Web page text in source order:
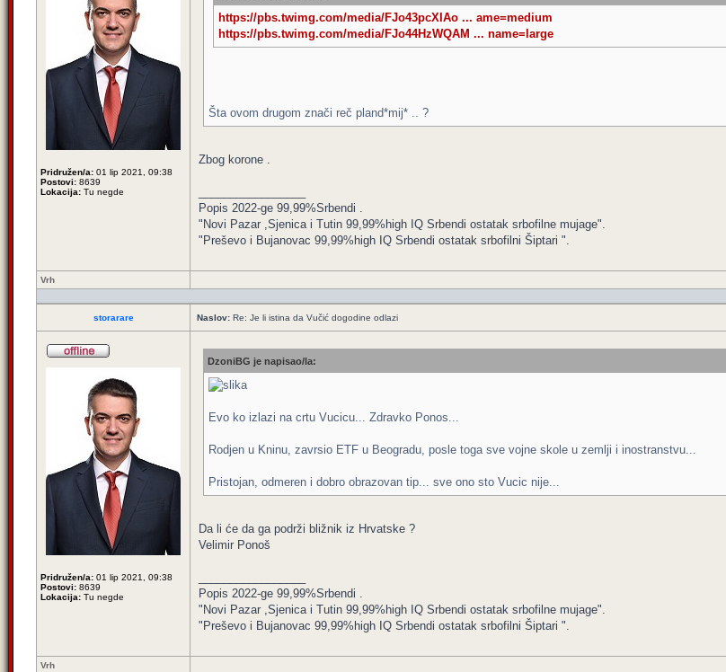
Pridružen/a: 01 lip 2021, 09:38
Postovi: 8639
Lokacija: Tu negde
https://pbs.twimg.com/media/FJo43pcXIAo ... ame=medium
https://pbs.twimg.com/media/FJo44HzWQAM ... name=large
Šta ovom drugom znači reč pland*mij* .. ?
Zbog korone .
Popis 2022-ge 99,99%Srbendi .
"Novi Pazar ,Sjenica i Tutin 99,99%high IQ Srbendi ostatak srbofilne mujage".
"Preševo i Bujanovac 99,99%high IQ Srbendi ostatak srbofilni Šiptari ".
Vrh
storarare Naslov: Re: Je li istina da Vučić dogodine odlazi
Pridružen/a: 01 lip 2021, 09:38
Postovi: 8639
Lokacija: Tu negde
DzoniBG je napisao/la:
Evo ko izlazi na crtu Vucicu... Zdravko Ponos...
Rodjen u Kninu, zavrsio ETF u Beogradu, posle toga sve vojne skole u zemlji i inostranstvu...
Pristojan, odmeren i dobro obrazovan tip... sve ono sto Vucic nije...
Da li će da ga podrži bližnik iz Hrvatske ?
Velimir Ponoš
Popis 2022-ge 99,99%Srbendi .
"Novi Pazar ,Sjenica i Tutin 99,99%high IQ Srbendi ostatak srbofilne mujage".
"Preševo i Bujanovac 99,99%high IQ Srbendi ostatak srbofilni Šiptari ".
Vrh